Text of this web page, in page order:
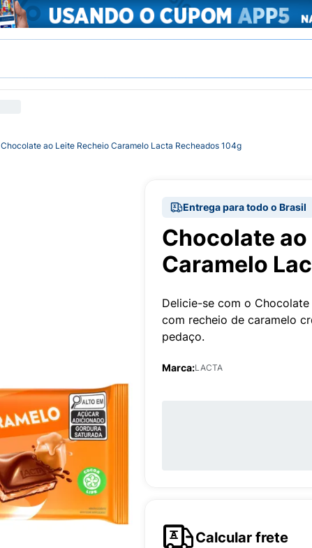
Chocolate ao Leite Recheio Caramelo Lacta Recheados 104g
Entrega para todo o Brasil
Chocolate
Caramelo
Delicie-se com o
com recheio de caramelo
pedaço.
Marca:LACTA
Calcular frete